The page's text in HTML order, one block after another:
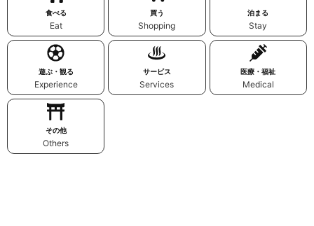
食べる
Eat
買う
Shopping
泊まる
Stay
遊ぶ・観る
Experience
サービス
Services
医療・福祉
Medical
その他
Others